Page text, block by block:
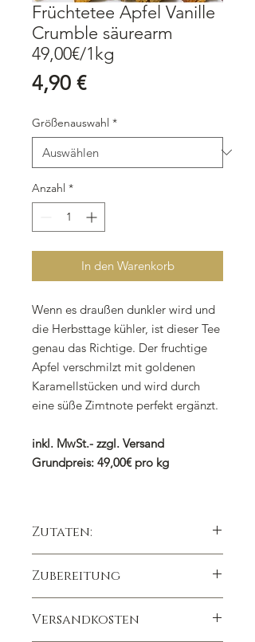
Früchtetee Apfel Vanille
Crumble säurearm
49,00€/1kg
4,90 €Preis
Größenauswahl *
Anzahl *
In den Warenkorb
Wenn es draußen dunkler wird und
die Herbsttage kühler, ist dieser Tee
genau das Richtige. Der fruchtige
Apfel verschmilzt mit goldenen
Karamellstücken und wird durch
eine süße Zimtnote perfekt ergänzt.
inkl. MwSt.- zzgl. Versand
Grundpreis: 49,00€ pro kg
Zutaten:
(Ananas, Zucker, Säuerungsmittel:
Zitronensäure), Hagebuttenschalen,
Birnenstücke, Karamellstücke
(Zucker, Kondensmilch,
Zubereitung
Kochendes Wasser
Ziehzeit 8 - 10 Minuten
Versandkosten